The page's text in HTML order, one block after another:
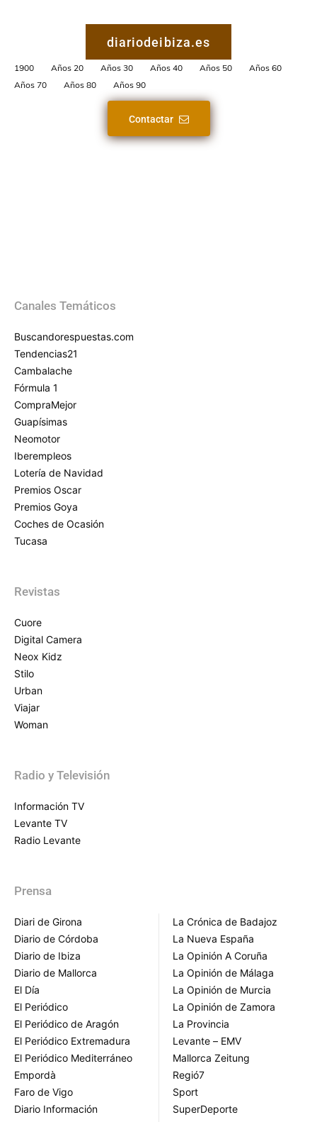
diariodeibiza.es
1900 Años 20 Años 30 Años 40 Años 50
Años 60
Años 70
Años 80 Años 90
Contactar
Canales Temáticos
Buscandorespuestas.com
Tendencias21
Cambalache
Fórmula 1
CompraMejor
Guapísimas
Neomotor
Iberempleos
Lotería de Navidad
Premios Oscar
Premios Goya
Coches de Ocasión
Tucasa
Revistas
Cuore
Digital Camera
Neox Kidz
Stilo
Urban
Viajar
Woman
Radio y Televisión
Información TV
Levante TV
Radio Levante
Prensa
Diari de Girona
Diario de Córdoba
Diario de Ibiza
Diario de Mallorca
El Día
El Periódico
El Periódico de Aragón
El Periódico Extremadura
El Periódico Mediterráneo
Empordà
Faro de Vigo
Diario Información
La Crónica de Badajoz
La Nueva España
La Opinión A Coruña
La Opinión de Málaga
La Opinión de Murcia
La Opinión de Zamora
La Provincia
Levante – EMV
Mallorca Zeitung
Regió7
Sport
SuperDeporte